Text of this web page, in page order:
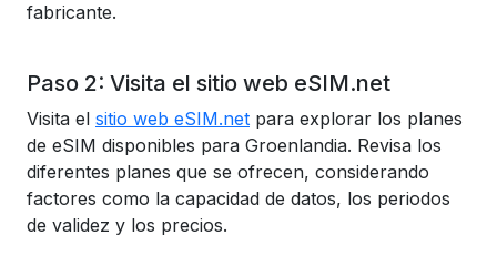
fabricante.
Paso 2: Visita el sitio web eSIM.net
Visita el sitio web eSIM.net para explorar los planes
de eSIM disponibles para Groenlandia. Revisa los
diferentes planes que se ofrecen, considerando
factores como la capacidad de datos, los periodos
de validez y los precios.